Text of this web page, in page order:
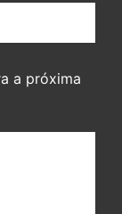
a próxima